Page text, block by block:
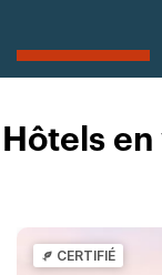
Hôtels
CERTIFIÉ